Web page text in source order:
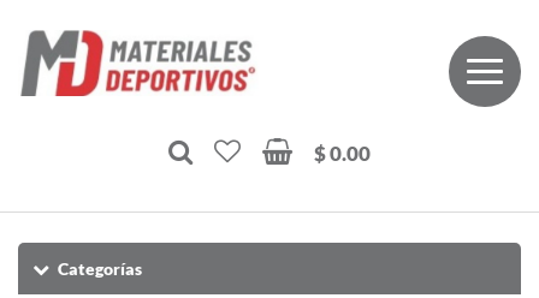
$ 0.00
Categorías